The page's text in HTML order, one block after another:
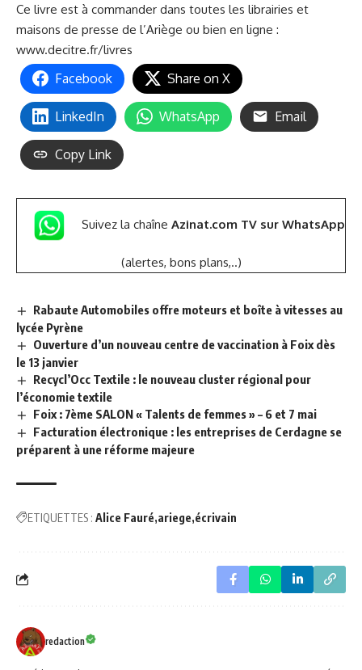
Ce livre est à commander dans toutes les librairies et
maisons de presse de l’Ariège ou bien en ligne :
www.decitre.fr/livres
Facebook Share on X
LinkedIn WhatsApp Email
Copy Link
Suivez la chaîne Azinat.com TV sur WhatsApp
(alertes, bons plans,..)
Rabaute Automobiles offre moteurs et boîte à vitesses au
lycée Pyrène
Ouverture d’un nouveau centre de vaccination à Foix dès
le 13 janvier
Recycl’Occ Textile : le nouveau cluster régional pour
l’économie textile
Foix : 7ème SALON « Talents de femmes » – 6 et 7 mai
Facturation électronique : les entreprises de Cerdagne se
préparent à une réforme majeure
ETIQUETTES : Alice Fauré ariege écrivain
redaction